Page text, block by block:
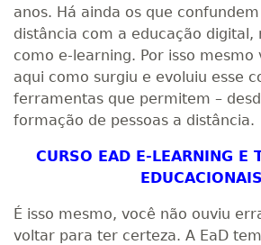
anos. Há ainda os que
distância com a educação digital,
como e-learning. Por isso mesmo
aqui como surgiu e evoluiu esse
ferramentas que permitem –
formação de pessoas a distância.
CURSO EAD E-LEARNING E
EDUCACIONAIS
É isso mesmo, você não ouviu
voltar para ter certeza. A EaD